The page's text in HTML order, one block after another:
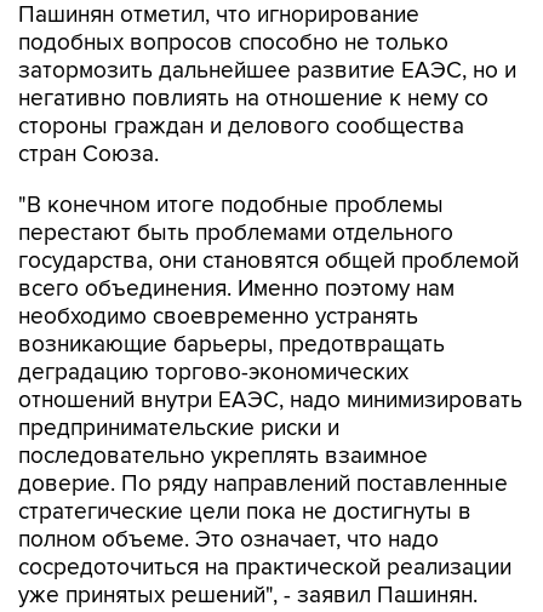
Пашинян отметил, что игнорирование
подобных вопросов способно не только
затормозить дальнейшее развитие ЕАЭС, но и
негативно повлиять на отношение к нему со
стороны граждан и делового сообщества
стран Союза.
"В конечном итоге подобные проблемы
перестают быть проблемами отдельного
государства, они становятся общей проблемой
всего объединения. Именно поэтому нам
необходимо своевременно устранять
возникающие барьеры, предотвращать
деградацию торгово-экономических
отношений внутри ЕАЭС, надо минимизировать
предпринимательские риски и
последовательно укреплять взаимное
доверие. По ряду направлений поставленные
стратегические цели пока не достигнуты в
полном объеме. Это означает, что надо
сосредоточиться на практической реализации
уже принятых решений", - заявил Пашинян.